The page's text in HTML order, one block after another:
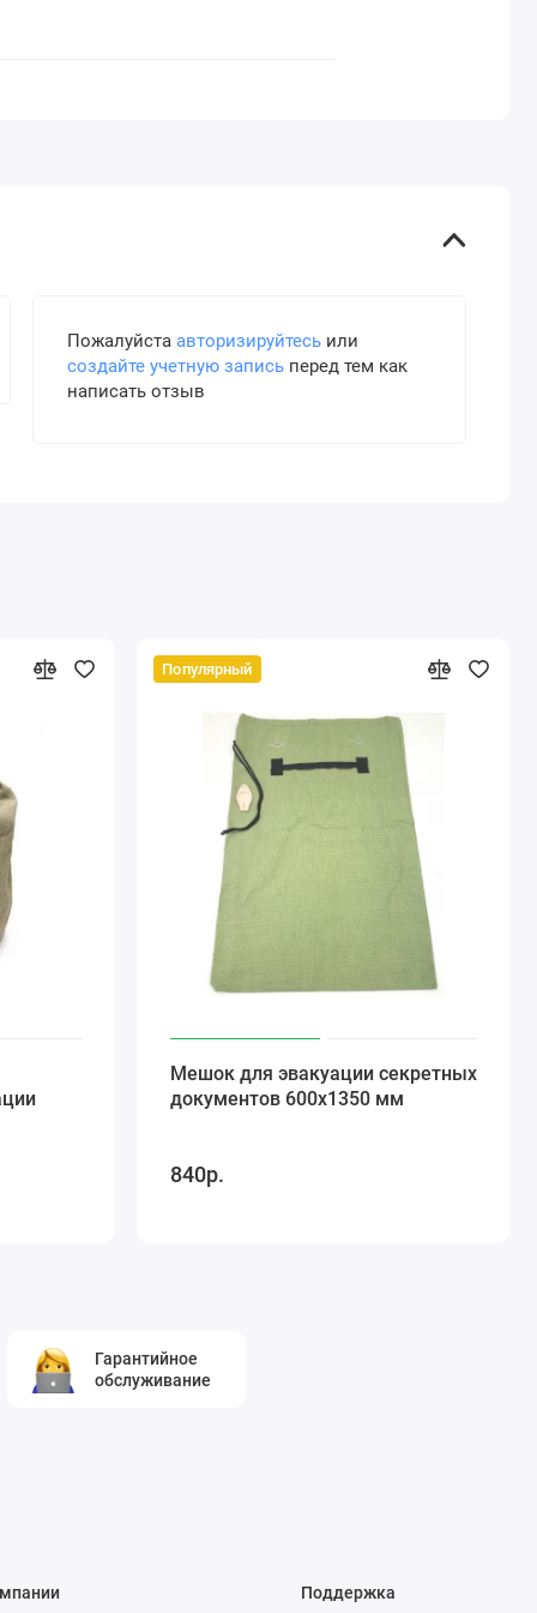
Пожалуйста авторизируйтесьили
создайте учетную записьперед тем как
написать отзыв
Популярный
Мешок для эвакуации секретных
документов 600х1350 мм
840р.
Гарантийное
обслуживание
Поддержка